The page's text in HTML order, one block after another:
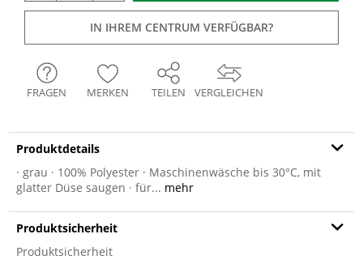
IN IHREM CENTRUM VERFÜGBAR?
VERGLEICHEN
FRAGEN MERKEN TEILEN
Produktdetails
· grau · 100% Polyester · Maschinenwäsche bis 30°C, mit
glatter Düse saugen · für... mehr
Produktsicherheit
Produktsicherheit